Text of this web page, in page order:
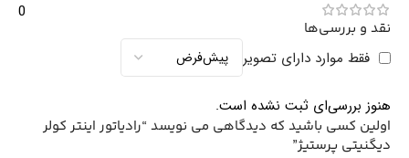
0
نقد و بررسی‌ها
فقط موارد دارای تصویر
هنوز بررسی‌ای ثبت نشده است.
اولین کسی باشید که دیدگاهی می نویسد “رادیاتور اینتر کولر
دیگنیتی پرستیژ”